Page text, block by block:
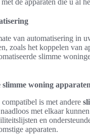
de apparaten die u al
van automatisering in
zoals het koppelen van
slimme
woning apparaten
is met andere
met elkaar
en
apparaten.